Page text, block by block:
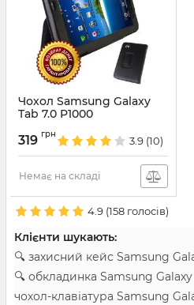
Чохол Samsung Galaxy
Tab 7.0 P1000
319 грн
3.9 (10)
Немає на складі
4.9 (158 голосів)
Клієнти шукають:
🔍 захисний кейс Samsung
🔍 обкладинка Samsung
чохол-клавіатура Samsung